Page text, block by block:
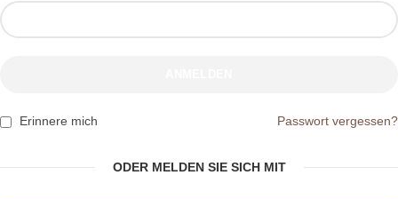
Passwort vergessen?
Erinnere mich
ODER MELDEN SIE SICH MIT